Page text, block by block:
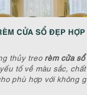
CỬA SỔ ĐẸP
thủy treo rèm cửa
tố về màu sắc,
phù hợp với không